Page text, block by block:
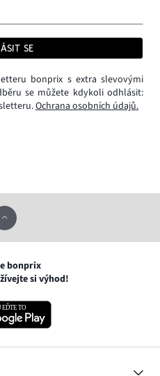
SE
bonprix s extra slevovými
se můžete kdykoli odhlásit:
Ochrana osobních údajů.
bonprix
si výhod!